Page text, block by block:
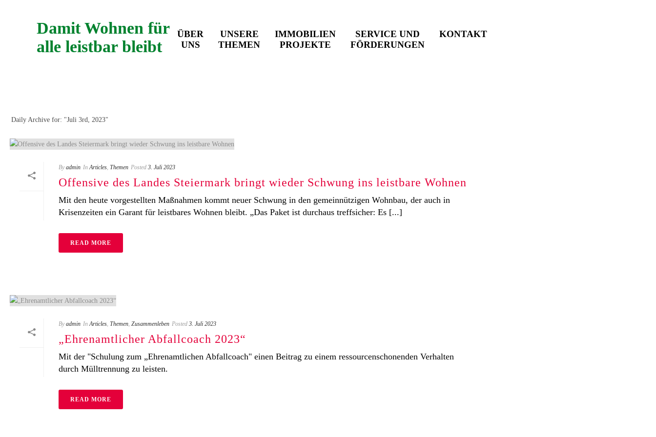
Damit Wohnen für
alle leistbar bleibt
ÜBER
UNS
UNSERE
THEMEN
IMMOBILIEN
PROJEKTE
SERVICE UND
FÖRDERUNGEN
KONTAKT
Daily Archive for: "Juli 3rd, 2023"
By admin In Articles, Themen Posted 3. Juli 2023
Offensive des Landes Steiermark bringt wieder Schwung ins leistbare Wohnen
Mit den heute vorgestellten Maßnahmen kommt neuer Schwung in den gemeinnützigen Wohnbau, der auch in
Krisenzeiten ein Garant für leistbares Wohnen bleibt. „Das Paket ist durchaus treffsicher: Es [...]
READ MORE
By admin In Articles Themen Zusammenleben Posted 3. Juli 2023
„Ehrenamtlicher Abfallcoach 2023“
Mit der "Schulung zum „Ehrenamtlichen Abfallcoach" einen Beitrag zu einem ressourcenschonenden Verhalten
durch Mülltrennung zu leisten.
READ MORE